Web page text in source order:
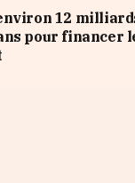
12
pour financer